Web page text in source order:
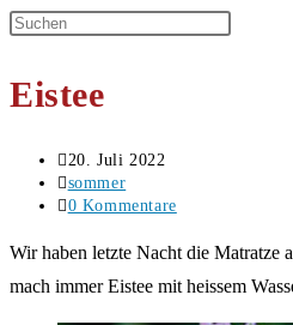
Diese
durchsuchen
Eistee
Beitrag
veröffentlicht:
20. Juli 2022
Beitrags-
Kategorie:
sommer
Beitrags-
0 Kommentare
Wir haben letzte Nacht die Matratze
mach immer Eistee mit heissem